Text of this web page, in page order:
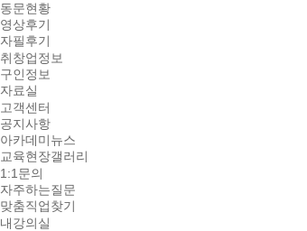
동문현황
영상후기
자필후기
취창업정보
구인정보
자료실
고객센터
공지사항
아카데미뉴스
교육현장갤러리
1:1문의
자주하는질문
맞춤직업찾기
내강의실